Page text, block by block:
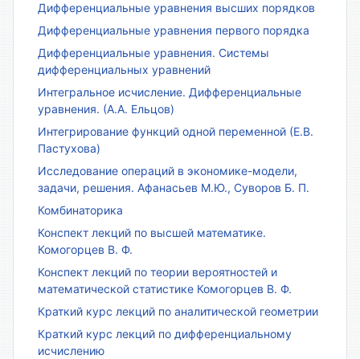
Дифференциальные уравнения высших порядков
Дифференциальные уравнения первого порядка
Дифференциальные уравнения. Системы
дифференциальных уравнений
Интегральное исчисление. Дифференциальные
уравнения. (А.А. Ельцов)
Интегрирование функций одной переменной (Е.В.
Пастухова)
Исследование операций в экономике-модели,
задачи, решения. Афанасьев М.Ю., Суворов Б. П.
Комбинаторика
Конспект лекций по высшей математике.
Комогорцев В. Ф.
Конспект лекций по теории вероятностей и
математической статистике Комогорцев В. Ф.
Краткий курс лекций по аналитической геометрии
Краткий курс лекций по дифференциальному
исчислению